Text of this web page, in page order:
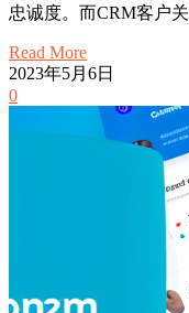
忠诚度。而CRM客户
Read More
2023年5月6日
0